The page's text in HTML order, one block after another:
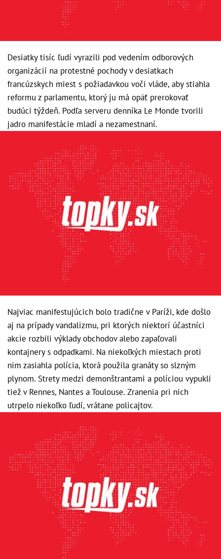
Desiatky tisíc ľudí vyrazili pod vedením odborových
organizácií na protestné pochody v desiatkach
francúzskych miest s požiadavkou voči vláde, aby stiahla
reformu z parlamentu, ktorý ju má opäť prerokovať
budúci týždeň. Podľa serveru denníka Le Monde tvorili
jadro manifestácie mladí a nezamestnaní.
Najviac manifestujúcich bolo tradične v Paríži, kde došlo
aj na prípady vandalizmu, pri ktorých niektorí účastníci
akcie rozbili výklady obchodov alebo zapaľovali
kontajnery s odpadkami. Na niekoľkých miestach proti
nim zasiahla polícia, ktorá použila granáty so slzným
plynom. Strety medzi demonštrantami a políciou vypukli
tiež v Rennes, Nantes a Toulouse. Zranenia pri nich
utrpelo niekoľko ľudí, vrátane policajtov.